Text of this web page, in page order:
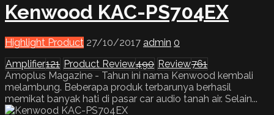
Kenwood KAC-PS704EX
Highlight Product 27/10/2017 admin 0
Amplifier121 Product Review490 Review761
Amoplus Magazine - Tahun ini nama Kenwood kembali
melambung. Beberapa produk terbarunya berhasil
memikat banyak hati di pasar car audio tanah air. Selain...